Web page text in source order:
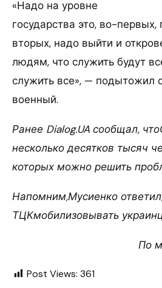
«Надо на уровне
государства это, во-первых,
вторых, надо выйти и
людям, что служить будут
служить все», — подытожил
военный.
Ранее Dialog.UA сообщал,
несколько десятков тысяч
которых можно решить
Напомним,Мусиенко
ТЦКмобилизовывать
По
Post Views: 361